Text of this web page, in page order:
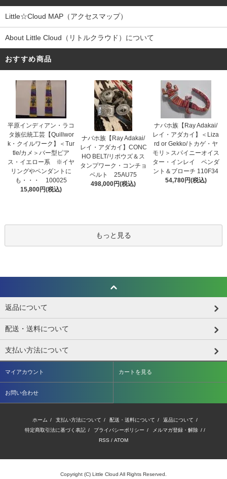
Little☆Cloud MAP（アクセスマップ）
About Little Cloud（リトルクラウド）について
おすすめ商品
平原インディアン・ラコ
タ族伝統工芸【Quillwor
k・クイルワーク】＜Tur
tle/カメ＞バー型ピア
ス・イエロー系 ※イヤ
リングやペンダントに
も・・・ 100025
15,800円(税込)
ナバホ族【Ray Adakai/
レイ・アダカイ】CONC
HO BELT/リポウズ＆ス
タンプワーク・コンチョ
ベルト 25AU75
498,000円(税込)
ナバホ族【Ray Adakai/
レイ・アダカイ】＜Liza
rd or Gekko/トカゲ・ヤ
モリ＞スパイニーオイス
ター・インレイ ペンダ
ント＆ブローチ 110F34
54,780円(税込)
もっと見る
返品について
配送・送料について
支払い方法について
マイアカウント カートを見る
お問い合わせ
ホーム / 支払い方法について / 配送・送料について / 返品について /
特定商取引法に基づく表記 / プライバシーポリシー / メルマガ登録・解除 / /
RSS / ATOM
Copyright (C) Little Cloud All Rights Reserved.